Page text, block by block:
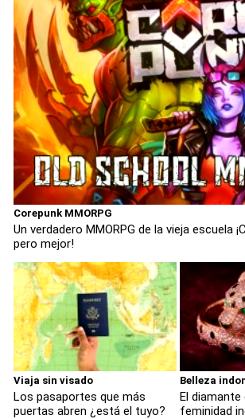
Corepunk MMORPG
Un verdadero MMORPG de la vieja escuela
pero mejor!
Viaja sin visado
Los pasaportes que más
puertas abren ¿está el tuyo?
Belleza
El
feminidad